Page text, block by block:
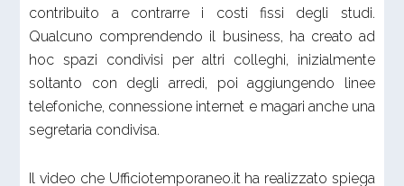
contribuito a contrarre i costi fissi degli studi.
Qualcuno comprendendo il business, ha creato ad
hoc spazi condivisi per altri colleghi, inizialmente
soltanto con degli arredi, poi aggiungendo linee
telefoniche, connessione internet e magari anche una
segretaria condivisa.
Il video che Ufficiotemporaneo.it ha realizzato spiega